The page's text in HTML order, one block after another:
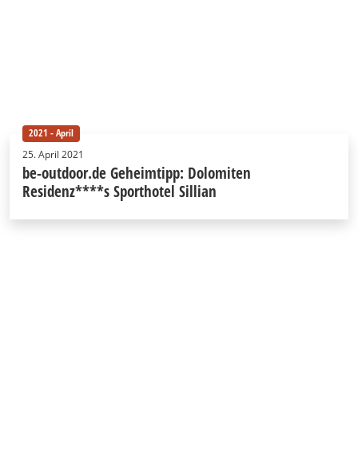
2021 - April
25. April 2021
be-outdoor.de Geheimtipp: Dolomiten
Residenz****s Sporthotel Sillian